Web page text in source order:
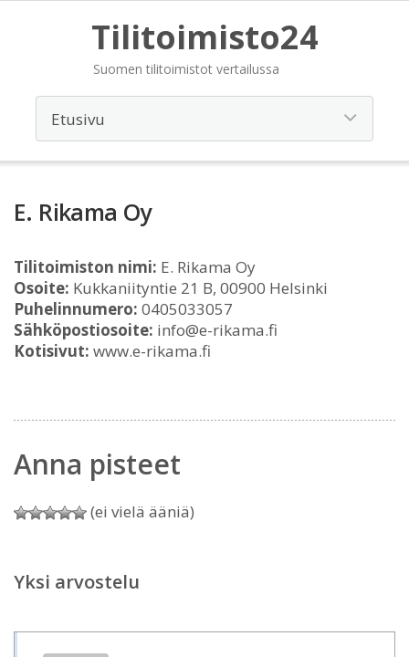
Tilitoimisto24
Suomen tilitoimistot vertailussa
E. Rikama Oy
Tilitoimiston nimi: E. Rikama Oy
Osoite: Kukkaniityntie 21 B, 00900 Helsinki
Puhelinnumero: 0405033057
Sähköpostiosoite: info@e-rikama.fi
Kotisivut: www.e-rikama.fi
Anna pisteet
(ei vielä ääniä)
Yksi arvostelu